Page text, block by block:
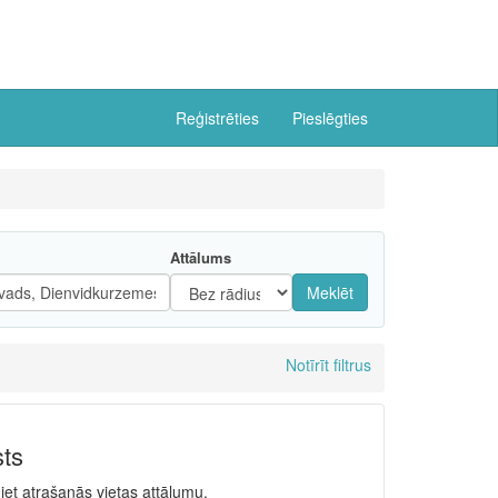
Reģistrēties Pieslēgties
Attālums
Meklēt
Notīrīt filtrus
atrašanās vietas attālumu.